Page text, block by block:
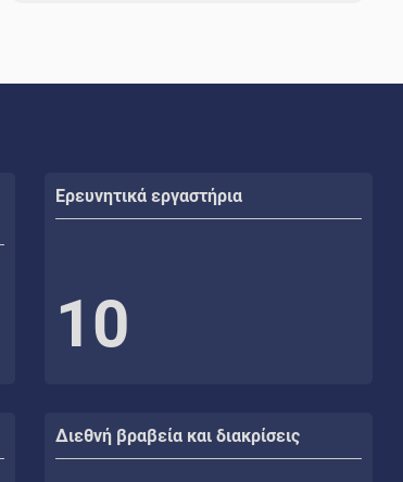
Ερευνητικά εργαστήρια
10
Διεθνή βραβεία και διακρίσεις